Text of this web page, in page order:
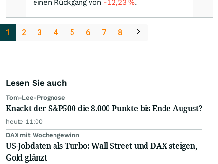
einen Rückgang von -12,23%.
1 2 3 4 5 6 7 8
Lesen Sie auch
Tom-Lee-Prognose
Knackt der S&P500 die 8.000 Punkte bis Ende August?
heute 11:00
DAX mit Wochengewinn
US-Jobdaten als Turbo: Wall Street und DAX steigen,
Gold glänzt